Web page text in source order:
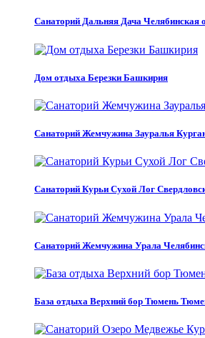
Санаторий Дальняя Дача Челябинская
Дом отдыха Березки Башкирия
Санаторий Жемчужина Зауралья
Санаторий Курьи Сухой Лог
Санаторий Жемчужина Урала
База отдыха Верхний бор Тюмень